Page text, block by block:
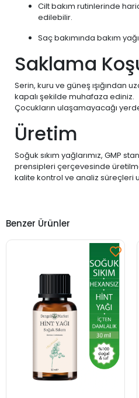
Cilt bakım rutinlerinde
edilebilir.
Saç bakımında bakım
Saklama
Serin, kuru ve güneş ışığından
kapalı şekilde muhafaza ediniz.
Çocukların ulaşamayacağı
Üretim
Soğuk sıkım yağlarımız, GMP
prensipleri çerçevesinde
kalite kontrol ve analiz süreçleri
Benzer Ürünler